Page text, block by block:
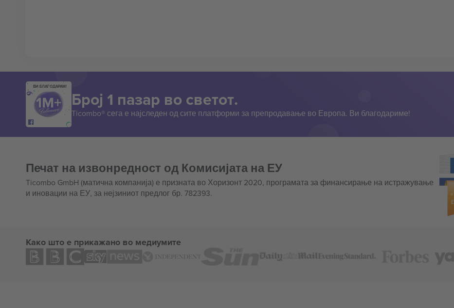
ВИ БЛАГОДАРАМ!
Број 1 пазар во светот.
Ticombo® сега е најследен од сите платформи за препродавање во Европа. Ви благодариме!
Печат на извонредност од Комисијата на ЕУ
Ticombo GmbH (матична компанија) е призната во Хоризонт 2020, програмата за финансирање на истражување
и иновации на ЕУ, за нејзиниот предлог бр. 782393.
Како што е прикажано во медиумите